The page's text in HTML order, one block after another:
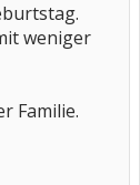
weniger
Familie.